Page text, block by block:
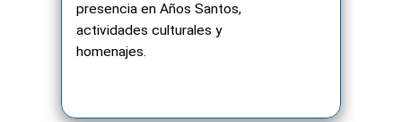
presencia en Años Santos,
actividades culturales y
homenajes.